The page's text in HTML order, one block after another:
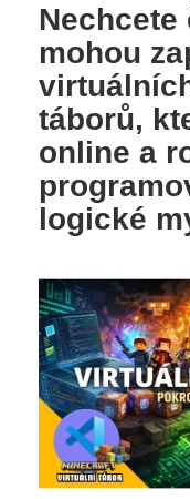
Nechcete
mohou
táborů,
online a
logické